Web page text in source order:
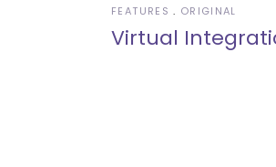
FEATURES ORIGINAL
Virtual